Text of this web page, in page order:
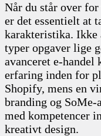
Når du står over for
er det essentielt at
karakteristika. Ikke
typer opgaver lige
avanceret e-handel
erfaring inden for
Shopify, mens en
branding og SoMe-
med kompetencer
kreativt design.